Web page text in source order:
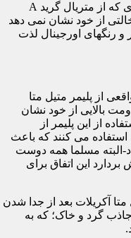
4-عدم تغییر رنگ تصاویر محافظ صفحه ای که از متریال گرید A
از خود نشان نمی دهد
و رنگهای اورجینال لذت
از پلیمر متیل متا
بالایی از خود نشان
از این پلیمر از
می کنند که باعث
مسلما همه دوست
این اتفاق برای
آکریلات بعد از جدا شدن
گرد و خاک؛ که به